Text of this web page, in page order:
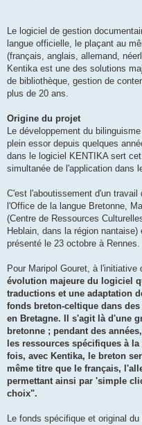
Le logiciel de gestion
langue officielle, le plaçant au
(français, anglais, allemand,
Kentika est une des solutions
de bibliothèque, gestion de
plus de 20 ans.
Origine du projet
Le développement du
plein essor depuis quelques
dans le logiciel KENTIKA sert
simultanée de l'application dans
C'est l'aboutissement d'un travail
l'Office de la langue Bretonne,
(Centre de Ressources
Heblain, dans la région
présenté le 23 octobre à Rennes.
Pour Maripol Gouret, à l'initiative
évolution majeure du logiciel
traductions et une adaptation
fonds breton-celtique dans
en Bretagne. Il s'agit là d'une
bretonne ; pendant des
les ressources spécifiques à
fois, avec Kentika, le breton
même titre que le français,
permettant ainsi par 'simple
choix".
Le fonds spécifique et original